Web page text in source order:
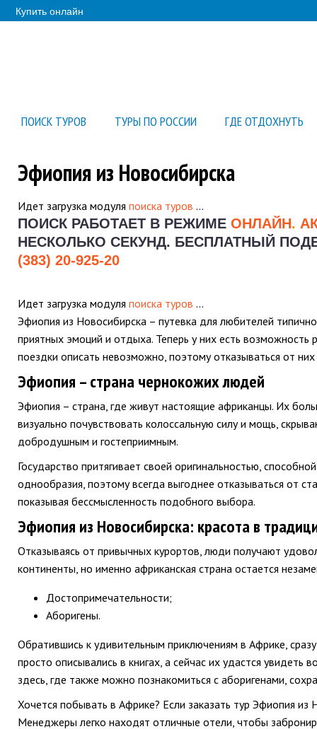
Купить онлайн
ПОИСК ТУРОВ ТУРЫ ПО РОССИИ ГДЕ ОТДОХНУТЬ
Эфиопия из Новосибирска
Идет загрузка модуля поиска туров …
ПОИСК РАБОТАЕТ В РЕЖИМЕ ОНЛАЙН.
НЕСКОЛЬКО СЕКУНД. БЕСПЛАТНЫЙ
(383) 20-925-20
Идет загрузка модуля поиска туров …
Эфиопия из Новосибирска – путевка для любителей
приятных эмоций и отдыха. Теперь у них есть возможность
поездки описать невозможно, поэтому отказываться от
Эфиопия – страна чернокожих людей
Эфиопия – страна, где живут настоящие африканцы. Их
визуально почувствовать колоссальную силу и мощь,
добродушным и гостеприимным.
Государство притягивает своей оригинальностью,
однообразия, поэтому всегда выгоднее отказываться от
показывая бессмысленность подобного выбора.
Эфиопия из Новосибирска: красота в
Отказываясь от привычных курортов, люди получают
континенты, но именно африканская страна остается
Достопримечательности;
Аборигены.
Обратившись к удивительным приключениям в Африке,
просто описывались в книгах, а сейчас их удастся увидеть
здесь, где также можно познакомиться с аборигенами,
Хочется побывать в Африке? Если заказать тур Эфиопия из
Менеджеры легко находят отличные отели, чтобы